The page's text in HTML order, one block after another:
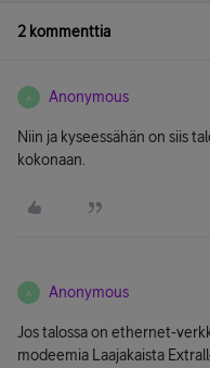
2 kommenttia
A Anonymous
Niin ja kyseessähän on siis
kokonaan.
A Anonymous
Jos talossa on ethernet-
modeemia Laajakaista